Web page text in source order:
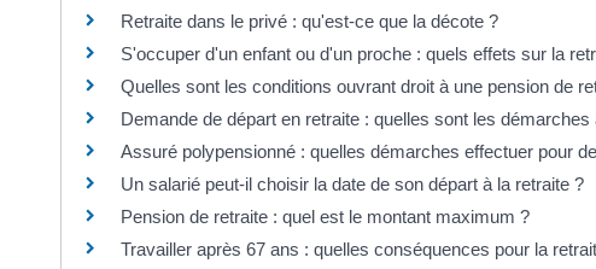
Retraite dans le privé : qu'est-ce que la décote ?
S'occuper d'un enfant ou d'un proche : quels effets sur la
Quelles sont les conditions ouvrant droit à une pension de
Demande de départ en retraite : quelles sont les démarches
Assuré polypensionné : quelles démarches effectuer pour
Un salarié peut-il choisir la date de son départ à la retraite ?
Pension de retraite : quel est le montant maximum ?
Travailler après 67 ans : quelles conséquences pour la